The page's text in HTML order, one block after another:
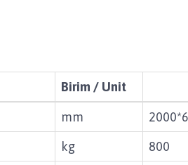
Birim / Unit
mm
kg
800